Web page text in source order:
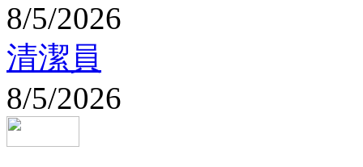
8/5/2026
清潔員
8/5/2026